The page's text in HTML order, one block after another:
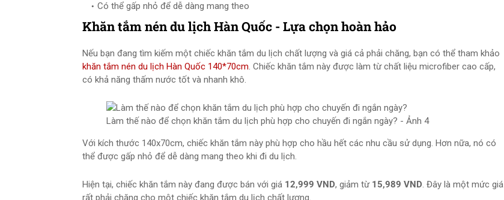
Có thể gấp nhỏ để dễ dàng mang theo
Khăn tắm nén du lịch Hàn Quốc - Lựa chọn hoàn hảo
Nếu bạn đang tìm kiếm một chiếc khăn tắm du lịch chất lượng và giá cả phải chăng, bạn có thể tham khảo
khăn tắm nén du lịch Hàn Quốc 140*70cm. Chiếc khăn tắm này được làm từ chất liệu microfiber cao cấp,
có khả năng thấm nước tốt và nhanh khô.
Làm thế nào để chọn khăn tắm du lịch phù hợp cho chuyến đi ngắn ngày? - Ảnh 4
Với kích thước 140x70cm, chiếc khăn tắm này phù hợp cho hầu hết các nhu cầu sử dụng. Hơn nữa, nó có
thể được gấp nhỏ để dễ dàng mang theo khi đi du lịch.
Hiện tại, chiếc khăn tắm này đang được bán với giá 12,999 VND, giảm từ 15,989 VND. Đây là một mức giá
rất phải chăng cho một chiếc khăn tắm du lịch chất lượng.